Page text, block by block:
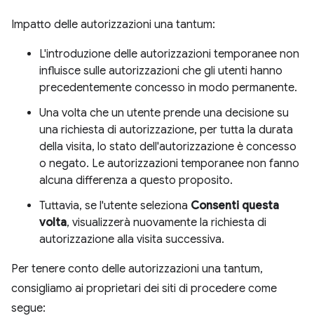
Impatto delle autorizzazioni una tantum:
L'introduzione delle autorizzazioni temporanee non
influisce sulle autorizzazioni che gli utenti hanno
precedentemente concesso in modo permanente.
Una volta che un utente prende una decisione su
una richiesta di autorizzazione, per tutta la durata
della visita, lo stato dell'autorizzazione è concesso
o negato. Le autorizzazioni temporanee non fanno
alcuna differenza a questo proposito.
Tuttavia, se l'utente seleziona Consenti questa
volta, visualizzerà nuovamente la richiesta di
autorizzazione alla visita successiva.
Per tenere conto delle autorizzazioni una tantum,
consigliamo ai proprietari dei siti di procedere come
segue: